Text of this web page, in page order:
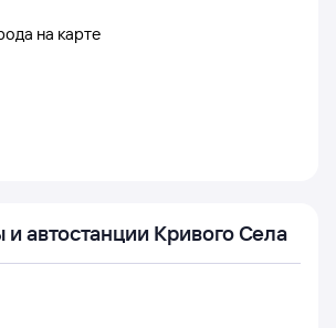
на карте
и автостанции Кривого Села